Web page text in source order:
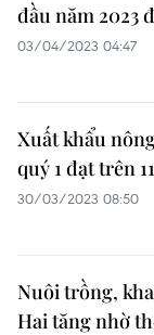
đầu năm 2023
03/04/2023 04:47
Xuất khẩu
quý 1 đạt trên
30/03/2023 08:50
Nuôi trồng,
Hai tăng nhờ